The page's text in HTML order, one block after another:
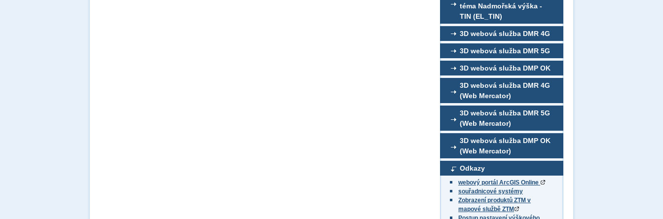
téma Nadmořská výška -
TIN (EL_TIN)
3D webová služba DMR 4G
3D webová služba DMR 5G
3D webová služba DMP OK
3D webová služba DMR 4G
(Web Mercator)
3D webová služba DMR 5G
(Web Mercator)
3D webová služba DMP OK
(Web Mercator)
Odkazy
webový portál ArcGIS Online
souřadnicové systémy
Zobrazení produktů ZTM v
mapové službě ZTM